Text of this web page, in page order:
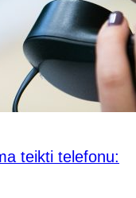
teikti telefonu: